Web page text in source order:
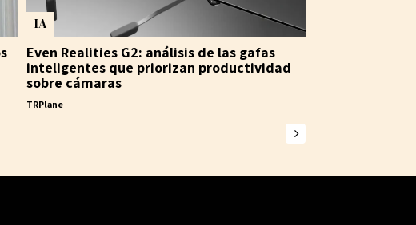
IA
Even Realities G2: análisis de las gafas
inteligentes que priorizan productividad
sobre cámaras
TRPlane